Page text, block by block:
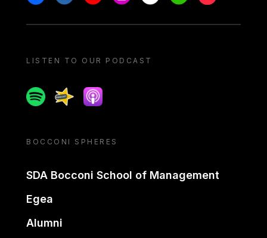
LISTEN TO OUR PODCAST
SpotifySpreakerApple podcast
BOCCONI SPHERES
SDA Bocconi School of Management
Egea
Alumni